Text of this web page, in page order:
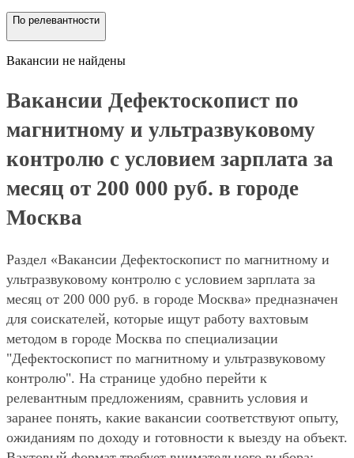
По релевантности
Вакансии не найдены
Вакансии Дефектоскопист по
магнитному и ультразвуковому
контролю с условием зарплата за
месяц от 200 000 руб. в городе
Москва
Раздел «Вакансии Дефектоскопист по магнитному и
ультразвуковому контролю с условием зарплата за
месяц от 200 000 руб. в городе Москва» предназначен
для соискателей, которые ищут работу вахтовым
методом в городе Москва по специализации
"Дефектоскопист по магнитному и ультразвуковому
контролю". На странице удобно перейти к
релевантным предложениям, сравнить условия и
заранее понять, какие вакансии соответствуют опыту,
ожиданиям по доходу и готовности к выезду на объект.